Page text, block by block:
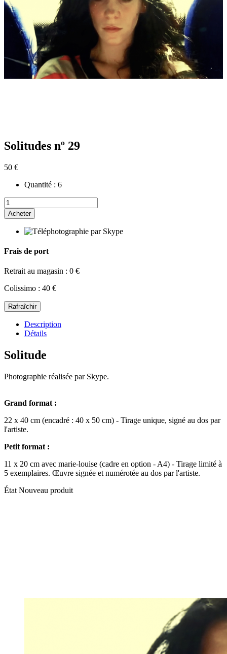
Solitudes nº 29
50 €
Quantité : 6
Acheter
Frais de port
Retrait au magasin : 0 €
Colissimo : 40 €
Description
Détails
Solitude
Photographie réalisée par Skype.
Grand format :
22 x 40 cm (encadré : 40 x 50 cm) - Tirage unique, signé au dos par
l'artiste.
Petit format :
11 x 20 cm avec marie-louise (cadre en option - A4) - Tirage limité à
5 exemplaires. Œuvre signée et numérotée au dos par l'artiste.
État Nouveau produit